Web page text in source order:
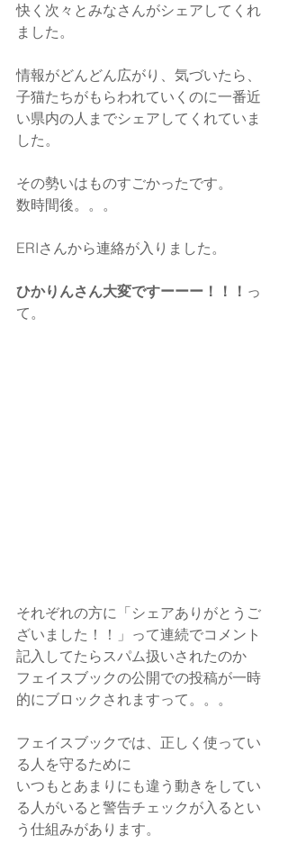
快く次々とみなさんがシェアしてくれ
ました。
情報がどんどん広がり、気づいたら、
子猫たちがもらわれていくのに一番近
い県内の人までシェアしてくれていま
した。
その勢いはものすごかったです。
数時間後。。。
ERIさんから連絡が入りました。
ひかりんさん大変ですーーー！！！ っ
て。
それぞれの方に「シェアありがとうご
ざいました！！」って連続でコメント
記入してたらスパム扱いされたのか
フェイスブックの公開での投稿が一時
的にブロックされますって。。。
フェイスブックでは、正しく使ってい
る人を守るために
いつもとあまりにも違う動きをしてい
る人がいると警告チェックが入るとい
う仕組みがあります。